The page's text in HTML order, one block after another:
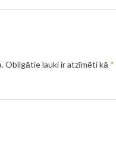
Obligātie lauki ir atzīmēti kā *